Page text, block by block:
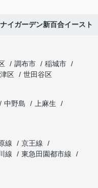
イガーデン新百合イースト
調布市
稲城市
区
世田谷区
中野島
上麻生
線
京王線
線
東急田園都市線